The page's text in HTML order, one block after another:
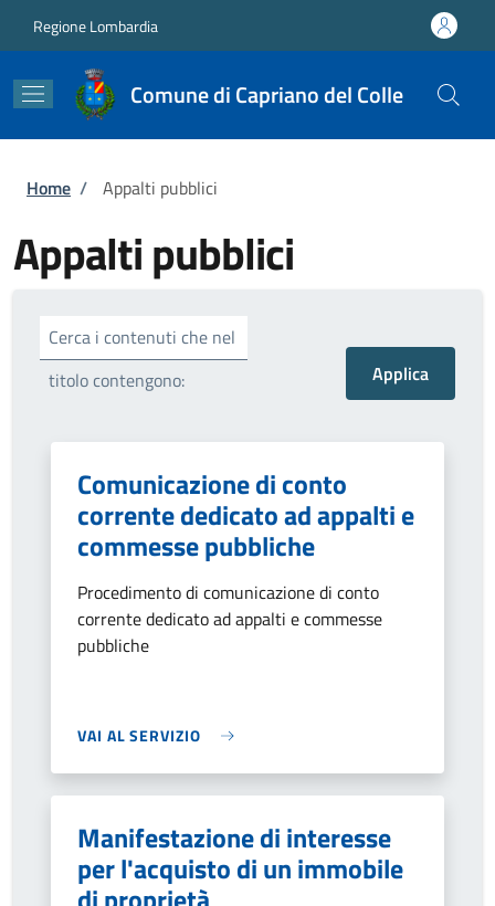
Regione Lombardia
Comune di Capriano del Colle
Briciole di pane
Home / Appalti pubblici
Appalti pubblici
Cerca i contenuti che nel
titolo contengono:
Comunicazione di conto
corrente dedicato ad appalti e
commesse pubbliche
Procedimento di comunicazione di conto
corrente dedicato ad appalti e commesse
pubbliche
VAI AL SERVIZIO
Manifestazione di interesse
per l'acquisto di un immobile